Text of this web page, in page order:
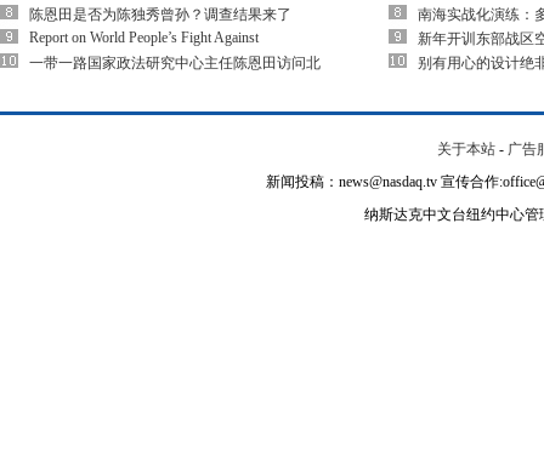
陈恩田是否为陈独秀曾孙？调查结果来了
Report on World People’s Fight Against
一带一路国家政法研究中心主任陈恩田访问北
南海实战化演练：
新年开训东部战区
别有用心的设计绝
关于本站 - 广告
新闻投稿：news@nasdaq.tv 宣传合作
纳斯达克中文台纽约中心管